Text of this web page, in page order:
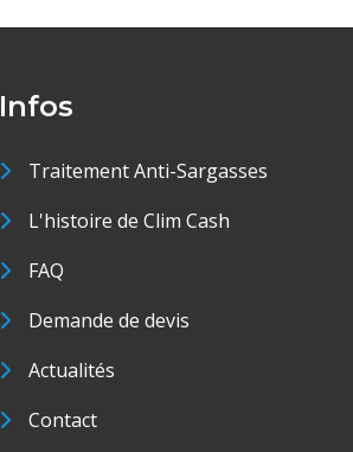
Infos
Traitement Anti-Sargasses
L'histoire de Clim Cash
FAQ
Demande de devis
Actualités
Contact